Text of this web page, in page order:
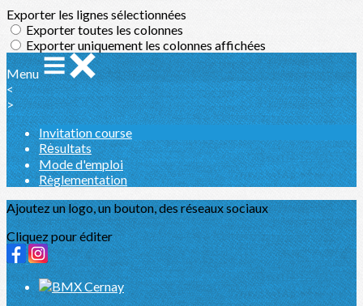
Exporter les lignes sélectionnées
Exporter toutes les colonnes
Exporter uniquement les colonnes affichées
Menu
<
>
Invitation course
Rėsultats
Mode d'emploi
Règlementation
Ajoutez un logo, un bouton, des réseaux sociaux
Cliquez pour éditer